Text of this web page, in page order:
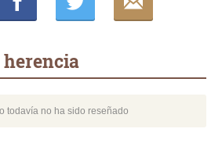
herencia
todavía no ha sido reseñado